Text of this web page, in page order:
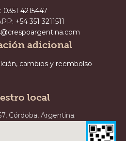
0351 4215447
+54 351 3211511
adicional
cambios y reembolso
local
Córdoba, Argentina.